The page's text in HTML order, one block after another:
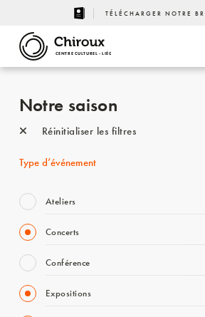
TÉLÉCHARGER NOTRE
CENTRE CULTUREL - LIÈGE
Notre saison
Réinitialiser les filtres
Type d’événement
Ateliers
Concerts
Conférence
Expositions